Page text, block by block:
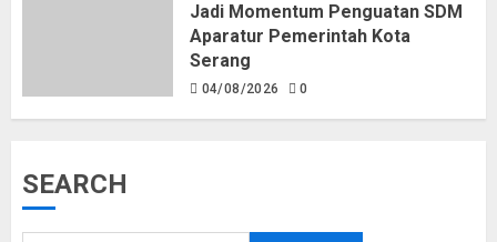
Jadi Momentum Penguatan SDM
Aparatur Pemerintah Kota
Serang
04/08/2026 0
SEARCH